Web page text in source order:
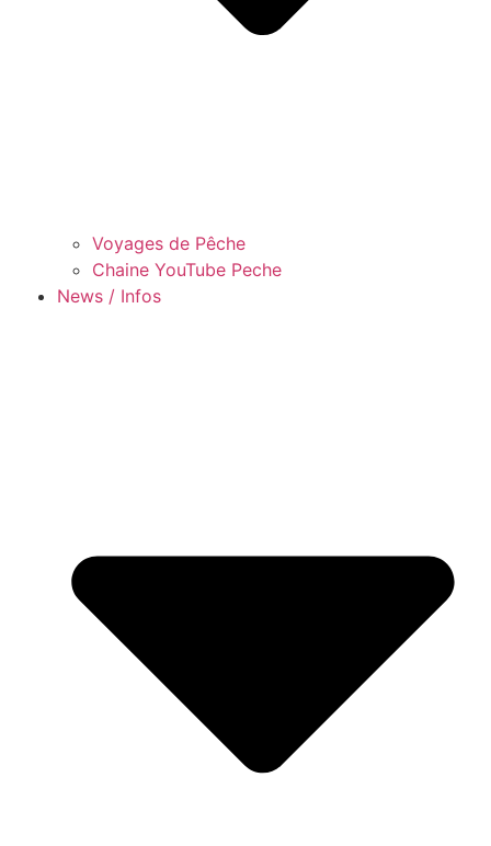
Voyages de Pêche
Chaine YouTube Peche
News / Infos